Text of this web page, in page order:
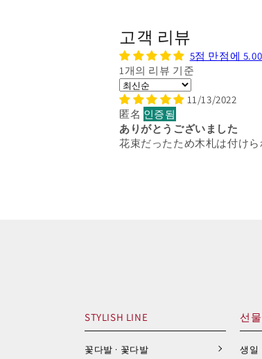
고객 리뷰
5점 만점에
1개의 리뷰 기준
Sort by
11/13/2022
匿名
ありがとうございました
花束だったため木札は付け
STYLISH LINE
꽃다발 · 꽃다발
선
생일